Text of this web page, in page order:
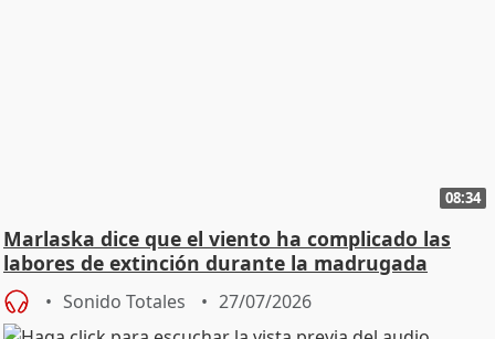
08:34
Marlaska dice que el viento ha complicado las
labores de extinción durante la madrugada
Sonido Totales 27/07/2026